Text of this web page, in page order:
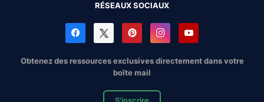
RÉSEAUX SOCIAUX
Obtenez des ressources exclusives directement dans votre
boîte mail